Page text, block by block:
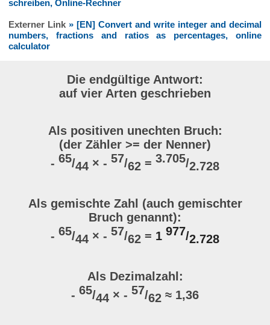
schreiben, Online-Rechner
Externer Link » [EN] Convert and write integer and decimal
numbers, fractions and ratios as percentages, online
calculator
Die endgültige Antwort:
auf vier Arten geschrieben
Als positiven unechten Bruch:
(der Zähler >= der Nenner)
- 65/44 × - 57/62 = 3.705/2.728
Als gemischte Zahl (auch gemischter
Bruch genannt):
- 65/44 × - 57/62 = 1 977/2.728
Als Dezimalzahl:
- 65/44 × - 57/62 ≈ 1,36